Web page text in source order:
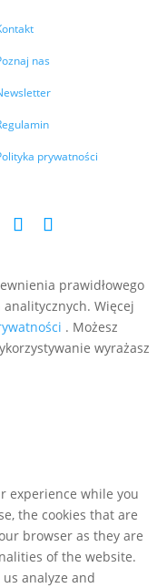
nas
prywatności
prawidłowego
Więcej
. Możesz
wyrażasz
experience while you
the cookies that are
browser as they are
of the website.
analyze and